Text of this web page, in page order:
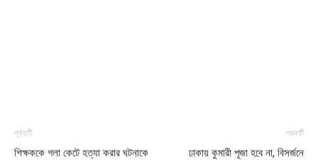
পূর্ববর্তী
শিক্ষককে গলা কেটে হত্যা করার ঘটনাকে
পরবর্তী
ঢাকায় কুমারী পূজা হবে না, বিসর্জনে